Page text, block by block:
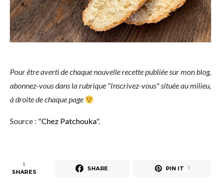
Pour être averti de chaque nouvelle recette publiée sur mon blog,
abonnez-vous dans la rubrique "Inscrivez-vous" située au milieu,
à droite de chaque page
Source : "Chez Patchouka".
1
SHARES SHARE PIN IT 1